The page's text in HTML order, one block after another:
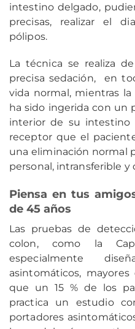
intestino delgado,
precisas, realizar el
pólipos.
La técnica se realiza
precisa sedación, en
vida normal, mientras
ha sido ingerida con un
interior de su intestino
receptor que el
una eliminación normal
personal, intransferible y
Piensa en tus
de 45 años
Las pruebas de
colon, como la
especialmente
asintomáticos,
que un 15 % de los
practica un estudio
portadores